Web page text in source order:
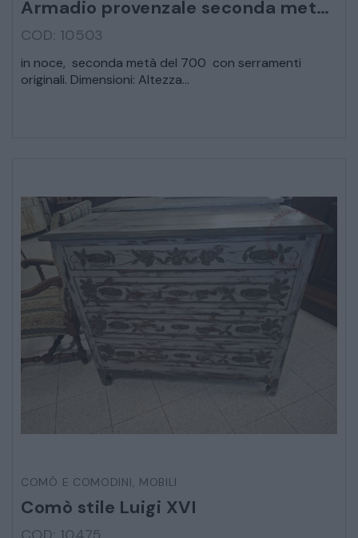
SALE DA PRANZO – STUDIO UFFICIO
DECORAZIONI OGGETTISTICA ILLUMINAZIONE
MATERIALI E STRUTTURE
MODERNARIATO
STILI ED ESPOSIZIONE
STRUMENTI MUSICALI
Armadio provenzale seconda metà 700
COD: 10503
in noce, seconda metà del 700 con serramenti
originali. Dimensioni: Altezza...
COMÒ E COMODINI, MOBILI
Comò stile Luigi XVI